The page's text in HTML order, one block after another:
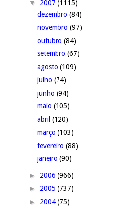
▼ 2007 (1115)
dezembro (84)
novembro (97)
outubro (84)
setembro (67)
agosto (109)
julho (74)
junho (94)
maio (105)
abril (120)
março (103)
fevereiro (88)
janeiro (90)
► 2006 (966)
► 2005 (737)
► 2004 (75)